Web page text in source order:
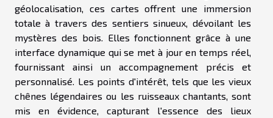
géolocalisation, ces cartes offrent une immersion
totale à travers des sentiers sinueux, dévoilant les
mystères des bois. Elles fonctionnent grâce à une
interface dynamique qui se met à jour en temps réel,
fournissant ainsi un accompagnement précis et
personnalisé. Les points d'intérêt, tels que les vieux
chênes légendaires ou les ruisseaux chantants, sont
mis en évidence, capturant l'essence des lieux